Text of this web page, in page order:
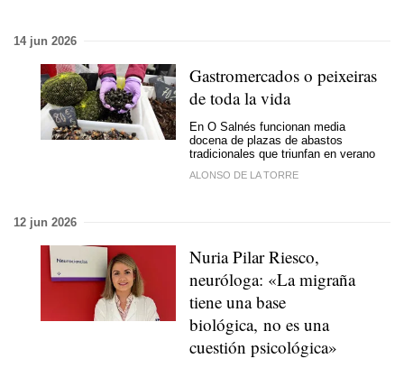
14 jun 2026
Gastromercados o peixeiras
de toda la vida
En O Salnés funcionan media
docena de plazas de abastos
tradicionales que triunfan en verano
ALONSO DE LA TORRE
12 jun 2026
Nuria Pilar Riesco,
neuróloga: «La migraña
tiene una base
biológica, no es una
cuestión psicológica»